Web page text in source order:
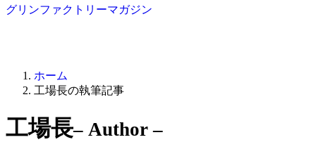
グリンファクトリーマガジン
ホーム
工場長の執筆記事
工場長– Author –